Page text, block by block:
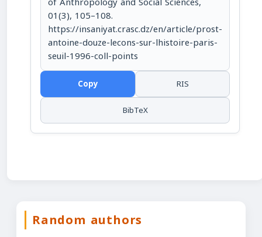
01(3), 105–108.
https://insaniyat.crasc.dz/en/article/prost-
antoine-douze-lecons-sur-lhistoire-paris-
seuil-1996-coll-points
Copy
RIS
BibTeX
Random authors